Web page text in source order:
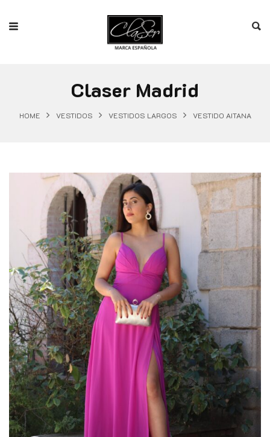
Claser Madrid
HOME VESTIDOS VESTIDOS LARGOS VESTIDO AITANA